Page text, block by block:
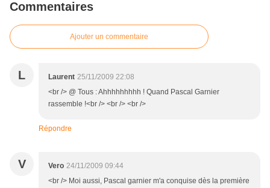
Commentaires
Ajouter un commentaire
L Laurent 25/11/2009 22:08
<br /> @ Tous : Ahhhhhhhhh ! Quand Pascal Garnier
rassemble !<br /> <br /> <br />
Répondre
V Vero 24/11/2009 09:44
<br /> Moi aussi, Pascal garnier m'a conquise dès la première